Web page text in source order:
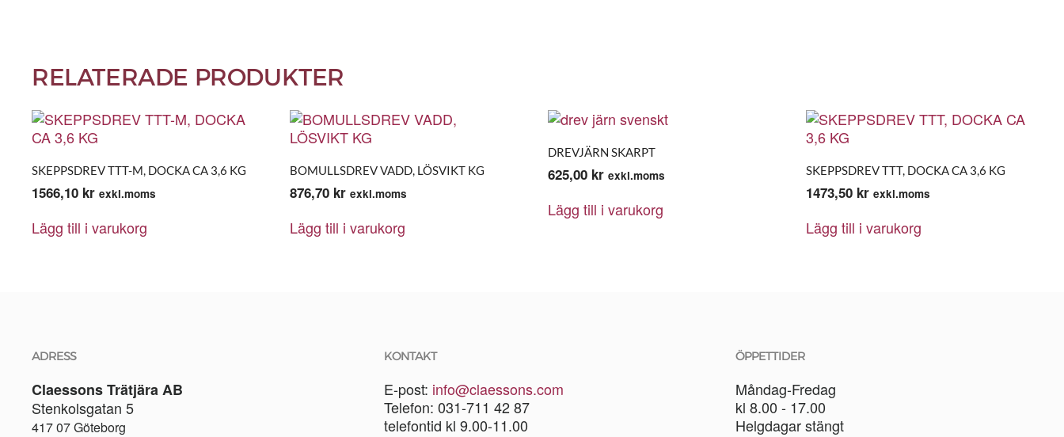
RELATERADE PRODUKTER
SKEPPSDREV TTT-M, DOCKA CA 3,6 KG
1566,10 kr exkl.moms
Lägg till i varukorg
BOMULLSDREV VADD, LÖSVIKT KG
876,70 kr exkl.moms
Lägg till i varukorg
DREVJÄRN SKARPT
625,00 kr exkl.moms
Lägg till i varukorg
SKEPPSDREV TTT, DOCKA CA 3,6 KG
1473,50 kr exkl.moms
Lägg till i varukorg
ADRESS
Claessons Trätjära AB
Stenkolsgatan 5
417 07 Göteborg
KONTAKT
E-post: info@claessons.com
Telefon: 031-711 42 87
telefontid kl 9.00-11.00
ÖPPETTIDER
Måndag-Fredag
kl 8.00 - 17.00
Helgdagar stängt